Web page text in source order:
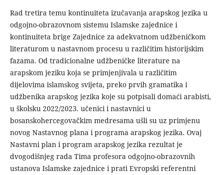
Rad tretira temu kontinuiteta izučavanja arapskog jezika u
odgojno-obrazovnom sistemu Islamske zajednice i
kontinuiteta brige Zajednice za adekvatnom udžbeničkom
literaturom u nastavnom procesu u različitim historijskim
fazama. Od tradicionalne udžbeničke literature na
arapskom jeziku koja se primjenjivala u različitim
dijelovima islamskog svijeta, preko prvih gramatika i
udžbenika arapskog jezika koje su potpisali domaći arabisti,
u školsku 2022/2023. učenici i nastavnici u
bosanskohercegovačkim medresama ušli su uz primjenu
novog Nastavnog plana i programa arapskog jezika. Ovaj
Nastavni plan i program arapskog jezika rezultat je
dvogodišnjeg rada Tima profesora odgojno-obrazovnih
ustanova Islamske zajednice i prati Evropski referentni